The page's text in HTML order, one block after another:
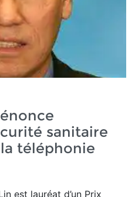
sanitaire
téléphonie
est lauréat d’un Prix